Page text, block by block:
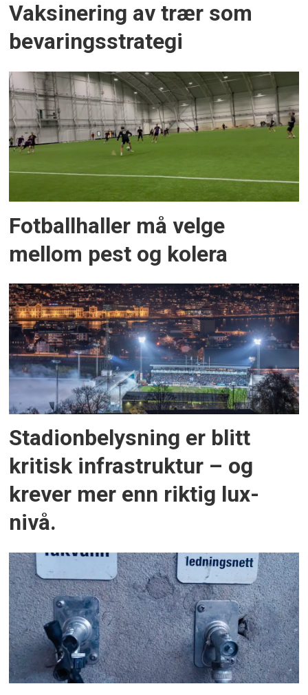
Vaksinering av trær som
bevaringsstrategi
Fotballhaller må velge
mellom pest og kolera
Stadionbelysning er blitt
kritisk infrastruktur – og
krever mer enn riktig lux-
nivå.